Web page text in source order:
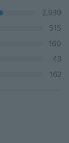
2,939
515
160
43
162